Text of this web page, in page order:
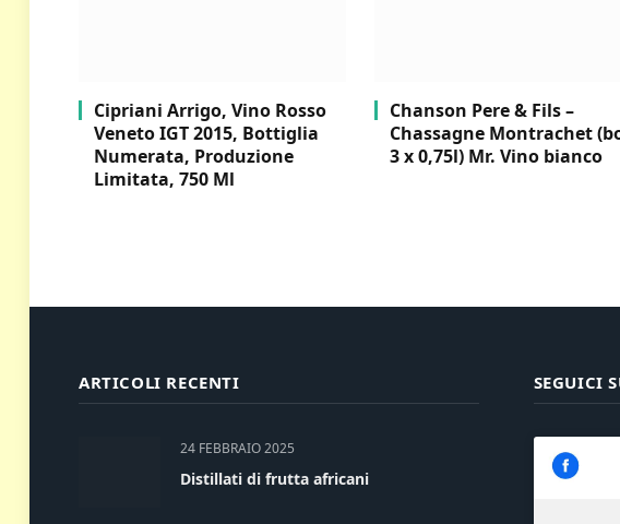
Cipriani Arrigo, Vino Rosso
Veneto IGT 2015, Bottiglia
Numerata, Produzione
Limitata, 750 Ml
Chanson Pere & Fils –
Chassagne Montrachet
3 x 0,75l) Mr. Vino bianco
ARTICOLI RECENTI
24 FEBBRAIO 2025
Distillati di frutta africani
SEGUICI